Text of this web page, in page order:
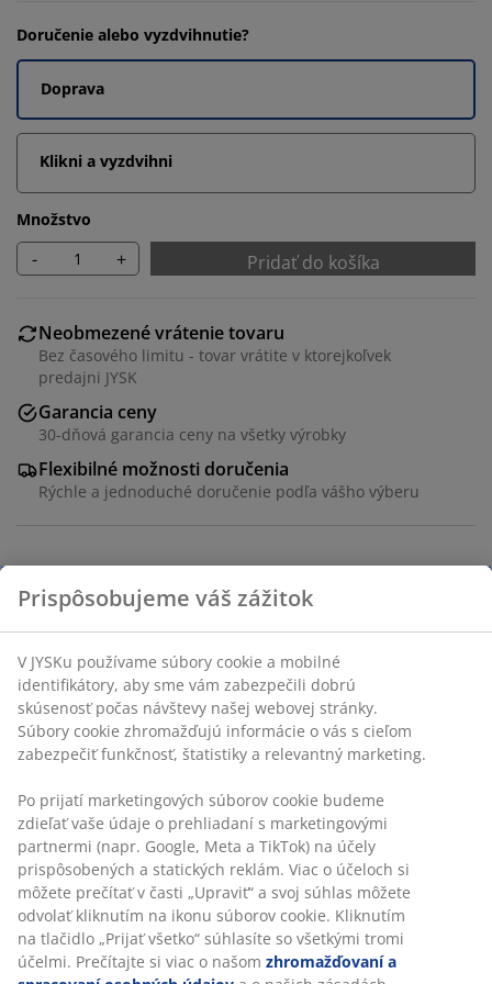
Doručenie alebo vyzdvihnutie?
Doprava
Klikni a vyzdvihni
Množstvo
- + Pridať do košíka
Neobmezené vrátenie tovaru
Bez časového limitu - tovar vrátite v ktorejkoľvek
predajni JYSK
Garancia ceny
30-dňová garancia ceny na všetky výrobky
Flexibilné možnosti doručenia
Rýchle a jednoduché doručenie podľa vášho výberu
Sviečka v modernom, sivom svietniku z textúrovaného
betónu. Sviečka má jednoduchý, rustikálny dizajn a
poskytuje až 50 hodín horenia. Ø11 x V6 cm
SKU: 4912961
Značenie
Špecifikácie
Hodnotenia
0)
Prispôsobujeme váš zážitok
V JYSKu používame súbory cookie a mobilné
identifikátory, aby sme vám zabezpečili dobrú skúsenosť
počas návštevy našej webovej stránky. Súbory cookie
funkčnosť, štatistiky a relevantný marketing.
Po prijatí marketingových súborov cookie budeme zdieľať
vaše údaje o prehliadaní s marketingovými partnermi
(napr. Google, Meta a TikTok) na účely prispôsobených a
statických reklám. Viac o účeloch si môžete prečítať v
časti „Upraviť“ a svoj súhlas môžete odvolať kliknutím na
ikonu súborov cookie. Kliknutím na tlačidlo „Prijať všetko“